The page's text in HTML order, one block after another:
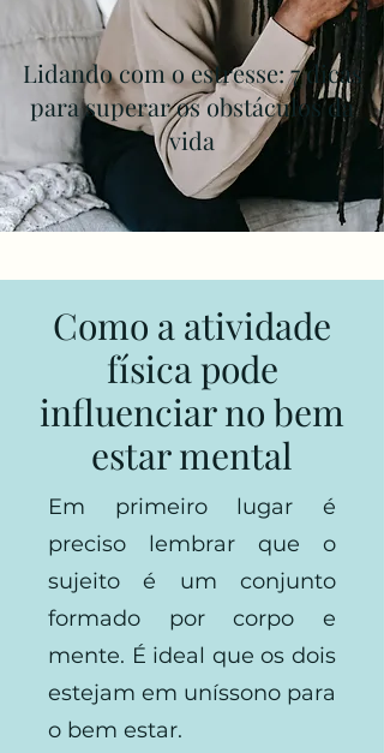
Lidando com o estresse: 7 dicas
para superar os obstáculos da
vida
Como a atividade
física pode
influenciar no bem
estar mental
Em primeiro lugar é
preciso lembrar que o
sujeito é um conjunto
formado por corpo e
mente. É ideal que os dois
estejam em uníssono para
o bem estar.